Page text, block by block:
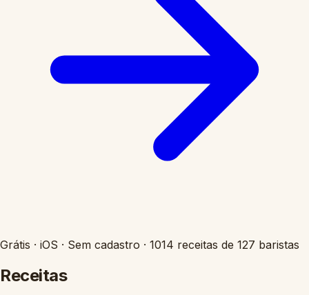
Grátis · iOS · Sem cadastro · 1014 receitas de 127 baristas
Receitas